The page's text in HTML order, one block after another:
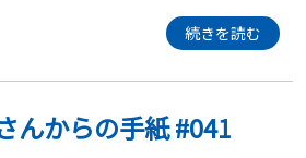
続きを読む
んからの手紙 #041